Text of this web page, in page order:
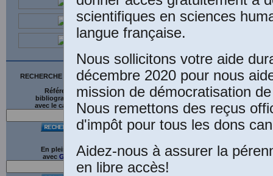
RECHERCHE SUR LE SITE
Références
bibliographiques
avec le catalogue
En plein texte
avec G gl
scientifiques en sciences
langue française.
Nous sollicitons votre aide
décembre 2020 pour nous
mission de démocratisation
Nous remettons des reçus
d'impôt pour tous les dons
Aidez-nous à assurer la
en libre accès!